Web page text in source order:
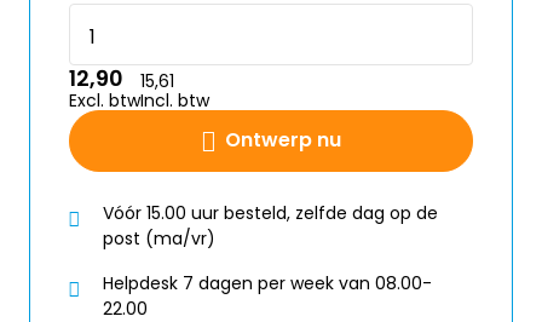
Ontwerp nu
12,90
Excl. btw
15,61
Incl. btw
Vóór 15.00 uur besteld, zelfde dag op de
post (ma/vr)
Helpdesk 7 dagen per week van 08.00-
22.00